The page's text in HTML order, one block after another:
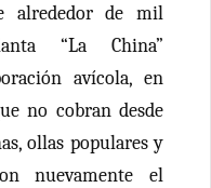
alrededor de mil
“La China”
avícola, en
no cobran desde
ollas populares y
nuevamente el